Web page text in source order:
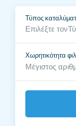
Τύπος
Επιλέξτε
Χωρητικότητα